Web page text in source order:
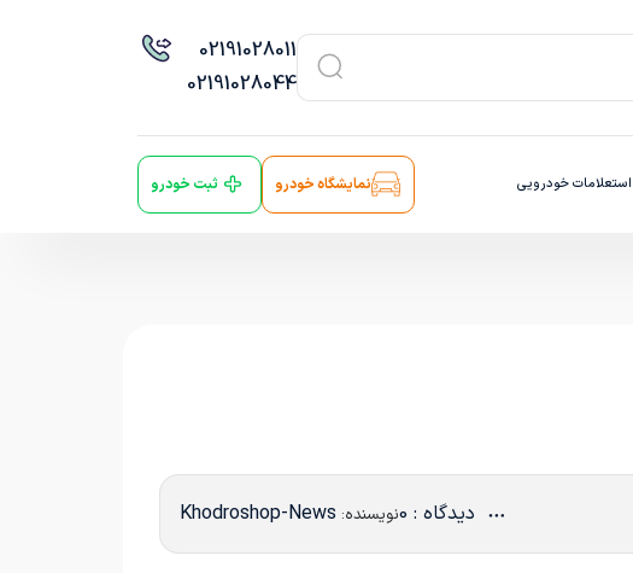
02191028011
02191028044
استعلامات خودرویی نمایشگاه خودرو ثبت خودرو
دیدگاه : 0 نویسنده: Khodroshop-News